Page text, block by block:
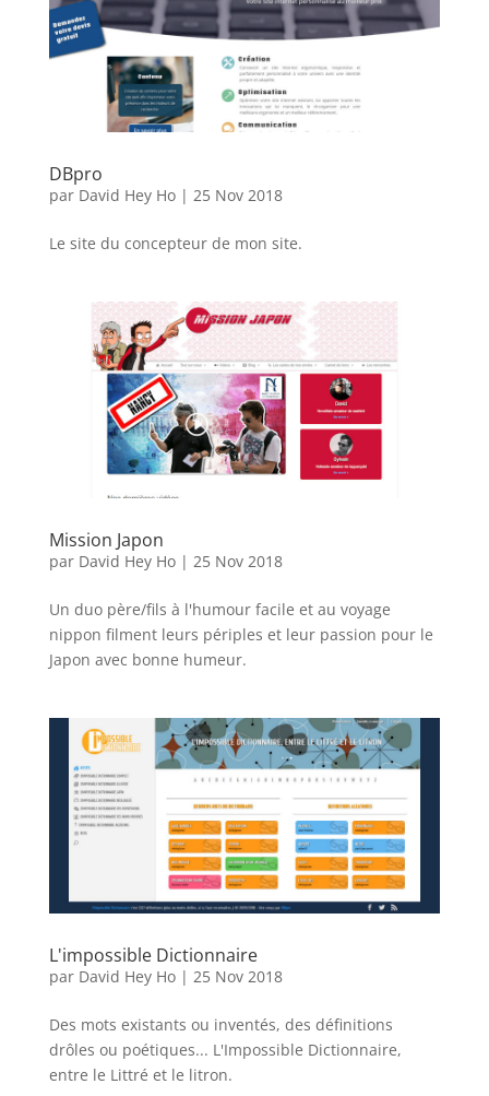
DBpro
par David Hey Ho| 25 Nov 2018
Le site du concepteur de mon site.
Mission Japon
par David Hey Ho| 25 Nov 2018
Un duo père/fils à l'humour facile et au voyage
nippon filment leurs périples et leur passion pour le
Japon avec bonne humeur.
L'impossible Dictionnaire
par David Hey Ho| 25 Nov 2018
Des mots existants ou inventés, des définitions
drôles ou poétiques... L'Impossible Dictionnaire,
entre le Littré et le litron.